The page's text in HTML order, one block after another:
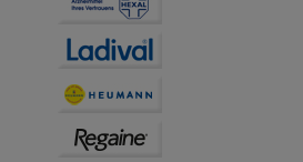
Hierüber lassen sich
Art und Weise der Nutzung
mit deren Hilfe wir unsere
aber auch die Werbung auf
relevant für Sie zu gestalten.
Daten hierfür teilweise an
oder soziale Medien